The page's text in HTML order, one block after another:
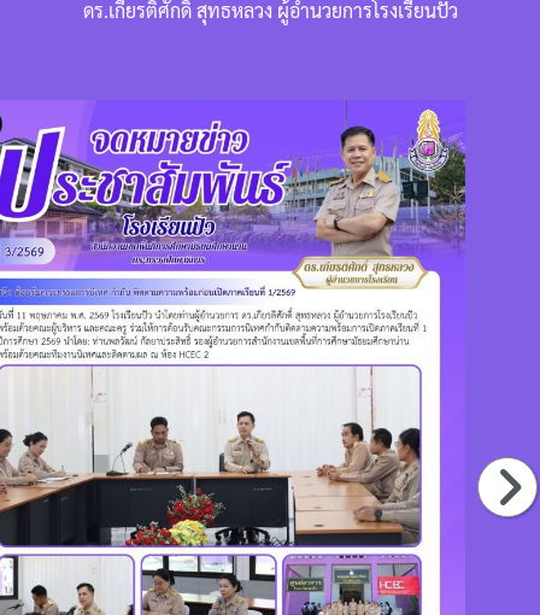
ดร.เกียรติศักดิ์ สุทธหลวง ผู้อำนวยการโรงเรียนปัว